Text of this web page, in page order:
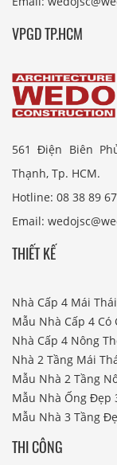
VPGD TP.HCM
561 Điện Biên
Thạnh, Tp. HCM.
Hotline: 08 38 89
Email:
THIẾT KẾ
Nhà Cấp 4 Mái Thái
Mẫu Nhà Cấp 4 Có
Nhà Cấp 4 Nông
Nhà 2 Tầng Mái
Mẫu Nhà 2 Tầng
Mẫu Nhà Ống Đẹp
Mẫu Nhà 3 Tầng
THI CÔNG